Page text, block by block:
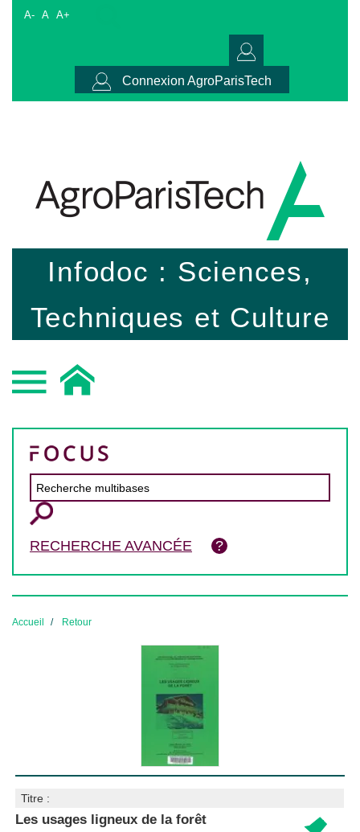
A- A A+
Connexion AgroParisTech
Infodoc : Sciences,
Techniques et Culture
RECHERCHE AVANCÉE
Accueil Retour
Titre :
Les usages ligneux de la forêt